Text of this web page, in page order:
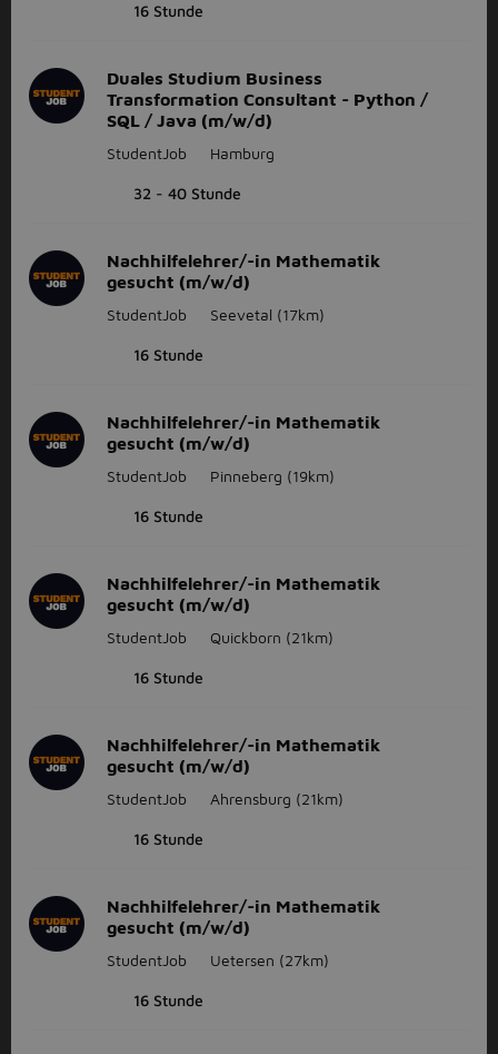
16 Stunde
Duales Studium Business
Transformation Consultant - Python /
SQL / Java (m/w/d)
StudentJob Hamburg
32 - 40 Stunde
Nachhilfelehrer/-in Mathematik
gesucht (m/w/d)
StudentJob Seevetal (17km)
16 Stunde
Nachhilfelehrer/-in Mathematik
gesucht (m/w/d)
StudentJob Pinneberg (19km)
16 Stunde
Nachhilfelehrer/-in Mathematik
gesucht (m/w/d)
StudentJob Quickborn (21km)
16 Stunde
Nachhilfelehrer/-in Mathematik
gesucht (m/w/d)
StudentJob Ahrensburg (21km)
16 Stunde
Nachhilfelehrer/-in Mathematik
gesucht (m/w/d)
StudentJob Uetersen (27km)
16 Stunde